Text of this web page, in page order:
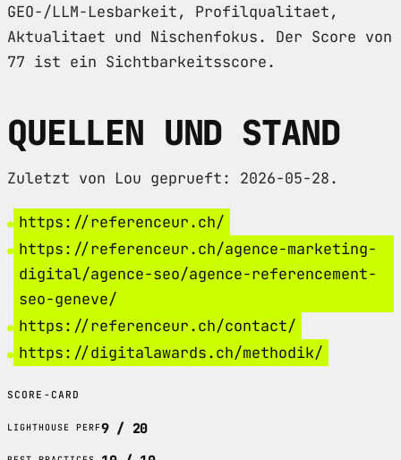
GEO-/LLM-Lesbarkeit, Profilqualitaet,
Aktualitaet und Nischenfokus. Der Score von
77 ist ein Sichtbarkeitsscore.
QUELLEN UND STAND
Zuletzt von Lou geprueft: 2026-05-28.
https://referenceur.ch/
https://referenceur.ch/agence-marketing-
digital/agence-seo/agence-referencement-
seo-geneve/
https://referenceur.ch/contact/
https://digitalawards.ch/methodik/
SCORE-CARD
LIGHTHOUSE PERF9 / 20